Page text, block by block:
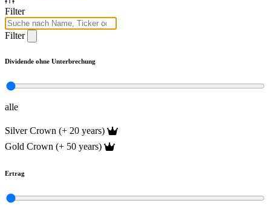
Filter
Filter
Dividende ohne Unterbrechung
alle
Silver Crown (+ 20 years)
Gold Crown (+ 50 years)
Ertrag